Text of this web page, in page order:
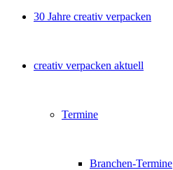
30 Jahre creativ verpacken
creativ verpacken aktuell
Termine
Branchen-Termine